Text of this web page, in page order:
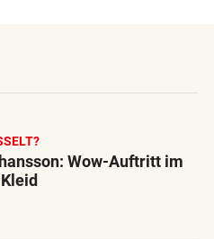
Wow-Auftritt im